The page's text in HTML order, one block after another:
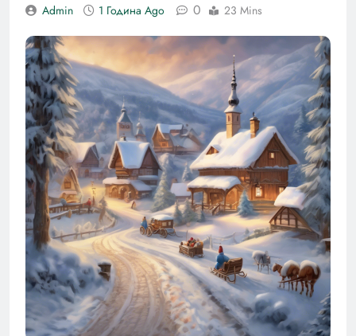
Admin 1 Година Ago 0 23 Mins